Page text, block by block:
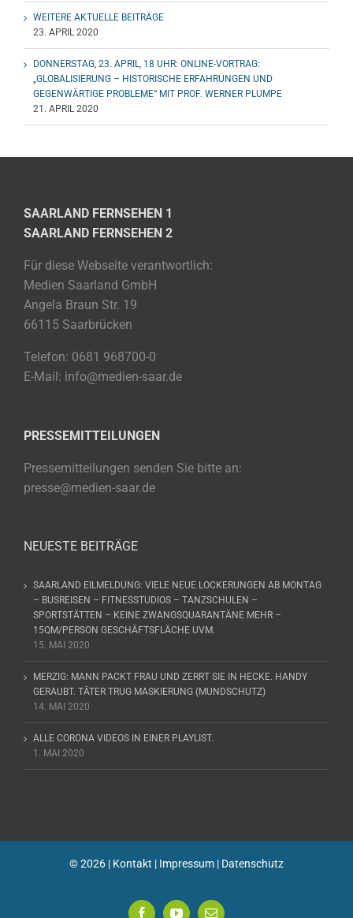
WEITERE AKTUELLE BEITRÄGE
23. APRIL 2020
DONNERSTAG, 23. APRIL, 18 UHR: ONLINE-VORTRAG:
„GLOBALISIERUNG – HISTORISCHE ERFAHRUNGEN UND
GEGENWÄRTIGE PROBLEME“ MIT PROF. WERNER PLUMPE
21. APRIL 2020
SAARLAND FERNSEHEN 1
SAARLAND FERNSEHEN 2
Für diese Webseite verantwortlich:
Medien Saarland GmbH
Angela Braun Str. 19
66115 Saarbrücken
Telefon: 0681 968700-0
E-Mail: info@medien-saar.de
PRESSEMITTEILUNGEN
Pressemitteilungen senden Sie bitte an:
presse@medien-saar.de
NEUESTE BEITRÄGE
SAARLAND EILMELDUNG: VIELE NEUE LOCKERUNGEN AB MONTAG
– BUSREISEN – FITNESSTUDIOS – TANZSCHULEN –
SPORTSTÄTTEN – KEINE ZWANGSQUARANTÄNE MEHR –
15QM/PERSON GESCHÄFTSFLÄCHE UVM.
15. MAI 2020
MERZIG: MANN PACKT FRAU UND ZERRT SIE IN HECKE. HANDY
GERAUBT. TÄTER TRUG MASKIERUNG (MUNDSCHUTZ)
14. MAI 2020
ALLE CORONA VIDEOS IN EINER PLAYLIST.
1. MAI 2020
©2026 | Kontakt | Impressum | Datenschutz
FacebookYouTube
E-